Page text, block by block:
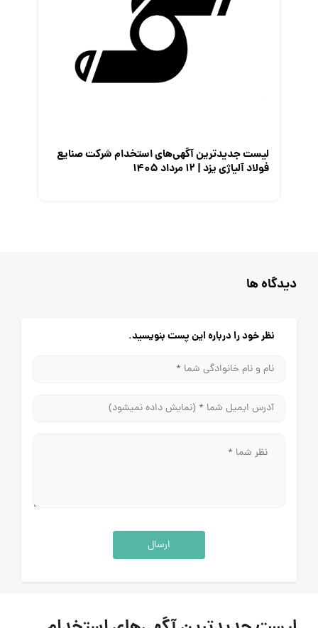
لیست جدیدترین آگهی‌های استخدام شرکت صنایع
فولاد آلیاژی یزد | ۱۲ مرداد ۱۴۰۵
دیدگاه ها
نظر خود را درباره این پست بنویسید.
ارسال